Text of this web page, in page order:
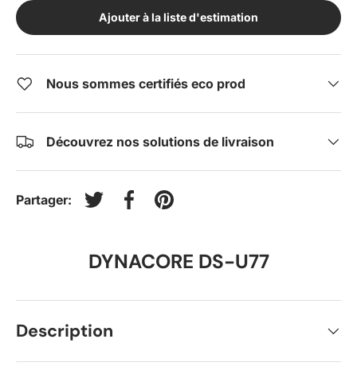
Ajouter à la liste d'estimation
Nous sommes certifiés eco prod
Découvrez nos solutions de livraison
Partager:
Tweeter sur Twitter
Partager sur Facebook
Épingler sur Pinterest
DYNACORE DS-U77
Description